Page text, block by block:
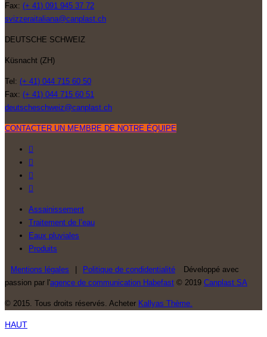
Fax: (+ 41) 091 945 37 72
svizzeraitaliana@canplast.ch
DEUTSCHE SCHWEIZ
Küsnacht (ZH)
Tel: (+ 41) 044 715 60 50
Fax: (+ 41) 044 715 60 51
deutscheschweiz@canplast.ch
CONTACTER UN MEMBRE DE NOTRE ÉQUIPE
Assainissement
Traitement de l’eau
Eaux pluviales
Produits
Mentions légales | Politique de condidentialité
Développé avec
passion par l'agence de communication Habefast © 2019 Canplast SA
© 2015. Tous droits réservés. Acheter Kallyas Thème.
HAUT